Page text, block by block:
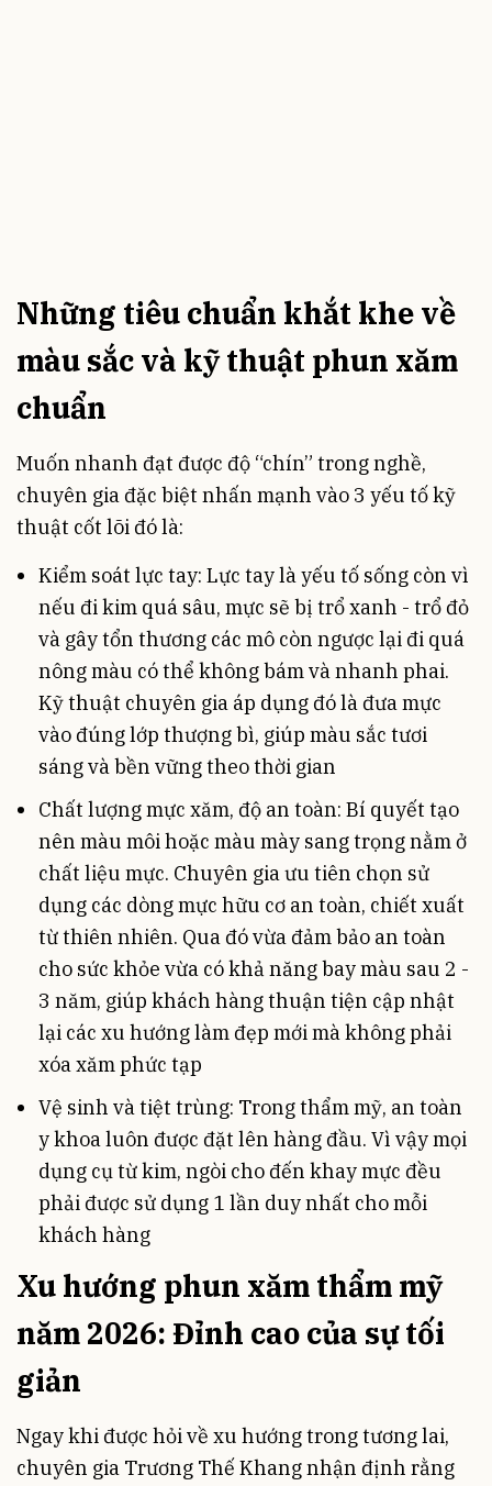
Những tiêu chuẩn khắt khe về
màu sắc và kỹ thuật phun xăm
chuẩn
Muốn nhanh đạt được độ “chín” trong nghề,
chuyên gia đặc biệt nhấn mạnh vào 3 yếu tố kỹ
thuật cốt lõi đó là:
Kiểm soát lực tay: Lực tay là yếu tố sống còn vì
nếu đi kim quá sâu, mực sẽ bị trổ xanh - trổ đỏ
và gây tổn thương các mô còn ngược lại đi quá
nông màu có thể không bám và nhanh phai.
Kỹ thuật chuyên gia áp dụng đó là đưa mực
vào đúng lớp thượng bì, giúp màu sắc tươi
sáng và bền vững theo thời gian
Chất lượng mực xăm, độ an toàn: Bí quyết tạo
nên màu môi hoặc màu mày sang trọng nằm ở
chất liệu mực. Chuyên gia ưu tiên chọn sử
dụng các dòng mực hữu cơ an toàn, chiết xuất
từ thiên nhiên. Qua đó vừa đảm bảo an toàn
cho sức khỏe vừa có khả năng bay màu sau 2 -
3 năm, giúp khách hàng thuận tiện cập nhật
lại các xu hướng làm đẹp mới mà không phải
xóa xăm phức tạp
Vệ sinh và tiệt trùng: Trong thẩm mỹ, an toàn
y khoa luôn được đặt lên hàng đầu. Vì vậy mọi
dụng cụ từ kim, ngòi cho đến khay mực đều
phải được sử dụng 1 lần duy nhất cho mỗi
khách hàng
Xu hướng phun xăm thẩm mỹ
năm 2026: Đỉnh cao của sự tối
giản
Ngay khi được hỏi về xu hướng trong tương lai,
chuyên gia Trương Thế Khang nhận định rằng